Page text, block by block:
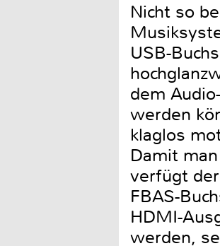
Nicht so
USB-
dem
werden
klaglos
Damit
verfügt
FBAS-
HDMI-
werden,